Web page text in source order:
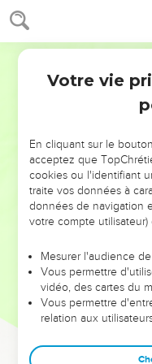
NE
DE
ET SI LEURS
leur foi ou leur vision.
et les saisons difficiles
sont
Dans cette conférence,
clés pour avancer avec
Votre vie
En cliquant sur le
acceptez que
cookies ou l'identifiant
traite vos données à
données de navigation
votre compte utilisateur)
Mesurer l'audience
Vous permettre
vidéo, des cartes du
Vous permettre
relation aux